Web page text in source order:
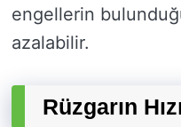
engellerin
azalabilir.
Rüzgarın